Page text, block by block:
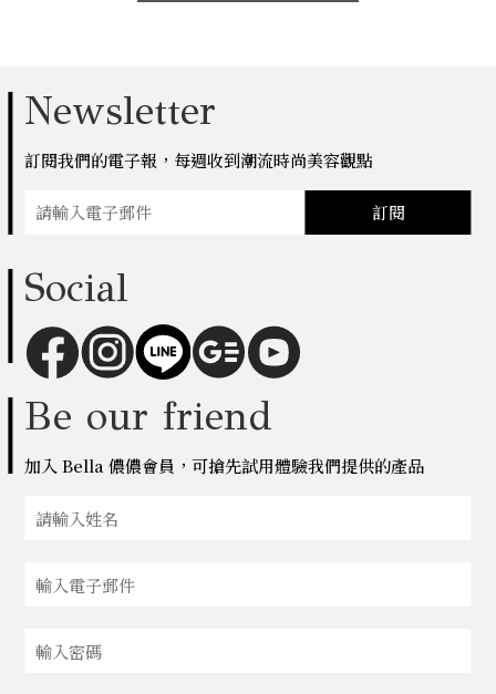
Newsletter
訂閱我們的電子報，每週收到潮流時尚美容觀點
訂閱
Social
Be our friend
加入 Bella 儂儂會員，可搶先試用體驗我們提供的產品